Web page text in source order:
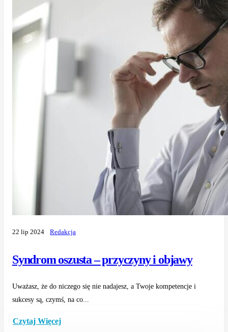
Syndrom oszusta – przyczyny i objawy
22 lip 2024 Redakcja
Uważasz, że do niczego się nie nadajesz, a Twoje kompetencje i
sukcesy są, czymś, na co...
Czytaj Więcej